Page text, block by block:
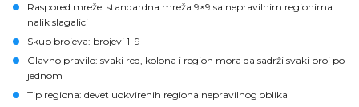
Raspored mreže: standardna mreža 9×9 sa nepravilnim regionima
nalik slagalici
Skup brojeva: brojevi 1–9
Glavno pravilo: svaki red, kolona i region mora da sadrži svaki broj po
jednom
Tip regiona: devet uokvirenih regiona nepravilnog oblika